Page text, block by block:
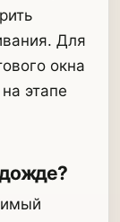
Для
окна
этапе
дожде?